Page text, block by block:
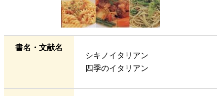
書名・文献名
シキノイタリアン
四季のイタリアン